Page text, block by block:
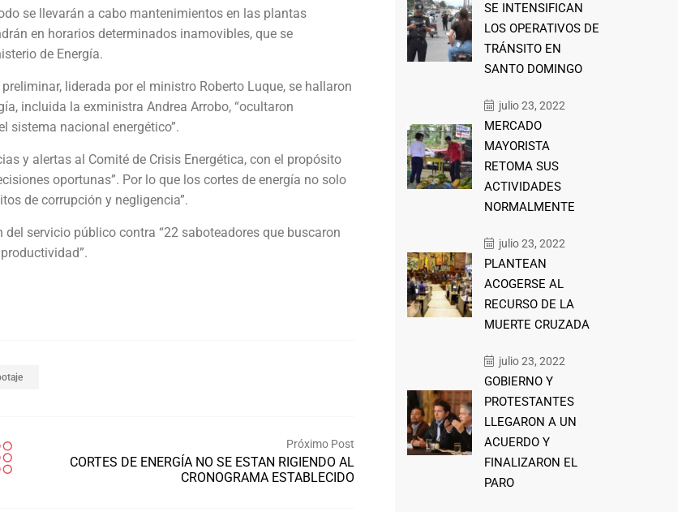
se llevarán a cabo mantenimientos en las plantas
en horarios determinados inamovibles, que se
de Energía.
liderada por el ministro Roberto Luque, se hallaron
incluida la exministra Andrea Arrobo, “ocultaron
sistema nacional energético”.
y alertas al Comité de Crisis Energética, con el propósito
oportunas”. Por lo que los cortes de energía no solo
de corrupción y negligencia”.
servicio público contra “22 saboteadores que buscaron
Próximo Post
CORTES DE ENERGÍA NO SE ESTAN RIGIENDO AL
CRONOGRAMA ESTABLECIDO
SE INTENSIFICAN
LOS OPERATIVOS DE
TRÁNSITO EN
SANTO DOMINGO
julio 23, 2022
MERCADO
MAYORISTA
RETOMA SUS
ACTIVIDADES
NORMALMENTE
julio 23, 2022
PLANTEAN
ACOGERSE AL
RECURSO DE LA
MUERTE CRUZADA
julio 23, 2022
GOBIERNO Y
PROTESTANTES
LLEGARON A UN
ACUERDO Y
FINALIZARON EL
PARO